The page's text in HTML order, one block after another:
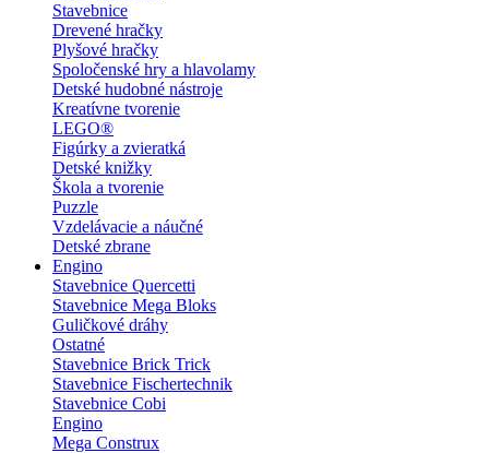
Stavebnice
Drevené hračky
Plyšové hračky
Spoločenské hry a hlavolamy
Detské hudobné nástroje
Kreatívne tvorenie
LEGO®
Figúrky a zvieratká
Detské knižky
Škola a tvorenie
Puzzle
Vzdelávacie a náučné
Detské zbrane
Engino
Stavebnice Quercetti
Stavebnice Mega Bloks
Guličkové dráhy
Ostatné
Stavebnice Brick Trick
Stavebnice Fischertechnik
Stavebnice Cobi
Engino
Mega Construx